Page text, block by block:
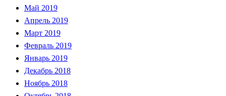
Май 2019
Апрель 2019
Март 2019
Февраль 2019
Январь 2019
Декабрь 2018
Ноябрь 2018